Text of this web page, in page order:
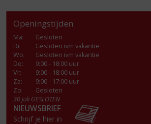
Openingstijden
Ma:
Gesloten
Di:
Gesloten ivm vakantie
Wo:
Gesloten ivm vakantie
Do:
9:00 - 18:00 uur
Vr:
9:00 - 18:00 uur
Za:
9:00 - 17:00 uur
Zo:
Gesloten
30 juli GESLOTEN
NIEUWSBRIEF
Schrijf je hier in